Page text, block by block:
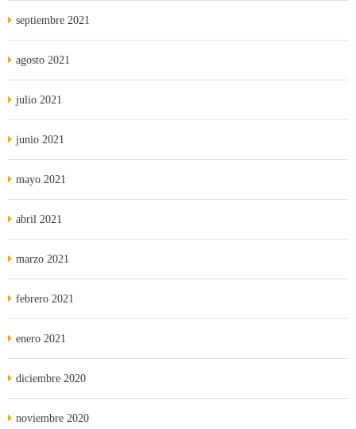
septiembre 2021
agosto 2021
julio 2021
junio 2021
mayo 2021
abril 2021
marzo 2021
febrero 2021
enero 2021
diciembre 2020
noviembre 2020